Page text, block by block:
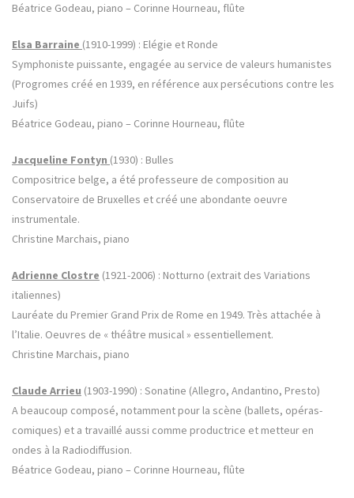
Béatrice Godeau, piano – Corinne Hourneau, flûte
Elsa Barraine (1910-1999) : Elégie et Ronde
Symphoniste puissante, engagée au service de valeurs humanistes
(Progromes créé en 1939, en référence aux persécutions contre les
Juifs)
Béatrice Godeau, piano – Corinne Hourneau, flûte
Jacqueline Fontyn (1930) : Bulles
Compositrice belge, a été professeure de composition au
Conservatoire de Bruxelles et créé une abondante oeuvre
instrumentale.
Christine Marchais, piano
Adrienne Clostre (1921-2006) : Notturno (extrait des Variations
italiennes)
Lauréate du Premier Grand Prix de Rome en 1949. Très attachée à
l’Italie. Oeuvres de « théâtre musical » essentiellement.
Christine Marchais, piano
Claude Arrieu (1903-1990) : Sonatine (Allegro, Andantino, Presto)
A beaucoup composé, notamment pour la scène (ballets, opéras-
comiques) et a travaillé aussi comme productrice et metteur en
ondes à la Radiodiffusion.
Béatrice Godeau, piano – Corinne Hourneau, flûte